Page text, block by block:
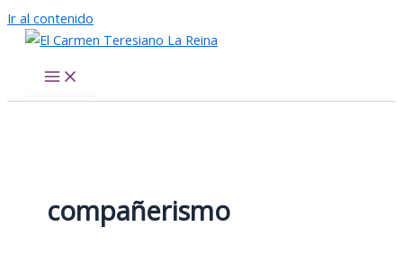
Ir al contenido
compañerismo